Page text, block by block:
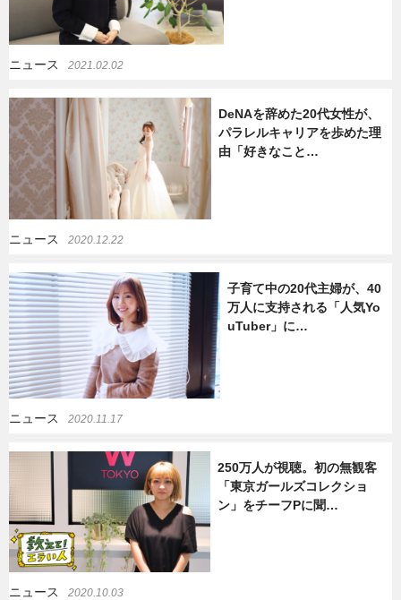
ニュース 2021.02.02
DeNAを辞めた20代女性が、
パラレルキャリアを歩めた理
由「好きなこと…
ニュース 2020.12.22
子育て中の20代主婦が、40
万人に支持される「人気Yo
uTuber」に…
ニュース 2020.11.17
250万人が視聴。初の無観客
「東京ガールズコレクショ
ン」をチーフPに聞…
ニュース 2020.10.03